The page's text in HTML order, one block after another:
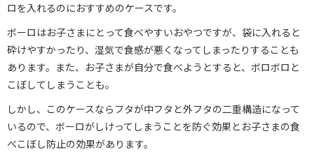
ロを入れるのにおすすめのケースです。
ボーロはお子さまにとって食べやすいおやつですが、袋に入れると
砕けやすかったり、湿気で食感が悪くなってしまったりすることも
あります。また、お子さまが自分で食べようとすると、ボロボロと
こぼしてしまうことも。
しかし、このケースならフタが中フタと外フタの二重構造になって
いるので、ボーロがしけってしまうことを防ぐ効果とお子さまの食
べこぼし防止の効果があります。